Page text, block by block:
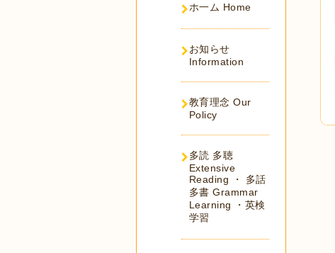
ホ一ム Home
お知らせ
Information
教育理念 Our
Policy
多読 多聴
Extensive
Reading ・ 多話
多書 Grammar
Learning ・英検
学習